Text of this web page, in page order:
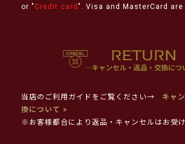
or " Credit card ". Visa and MasterCard are
当店のご利用ガイドをご覧ください→
キャ
換について >
※お客様都合により返品・キャンセルはお受け